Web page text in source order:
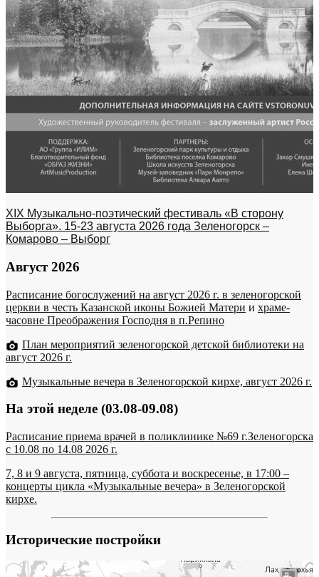
XIX Музыкально-поэтический фестиваль «В сторону
Выборга». 15-23 августа 2026 года Зеленогорск –
Комарово – Выборг
Август 2026
Расписание богослужений на август 2026 г. в зеленогорской
церкви в честь Казанской иконы Божией Матери и храме-
часовне Преображения Господня в п.Репино
План мероприятий зеленогорской детской библиотеки на
август 2026 г.
Музыкальные вечера в Зеленогорской кирхе, август 2026 г.
На этой неделе (03.08-09.08)
Расписание приема врачей в поликлинике №69 г.Зеленогорска
c 10.08 по 14.08 2026 г.
7, 8 и 9 августа, пятница, суббота и воскресенье, в 17:00 –
концерты цикла «Музыкальные вечера» в Зеленогорской
кирхе.
Исторические постройки